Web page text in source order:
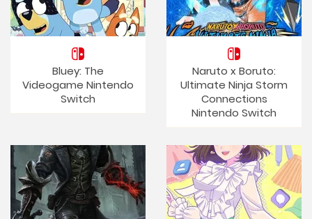
Bluey: The
Videogame Nintendo
Switch
Naruto x Boruto:
Ultimate Ninja Storm
Connections
Nintendo Switch